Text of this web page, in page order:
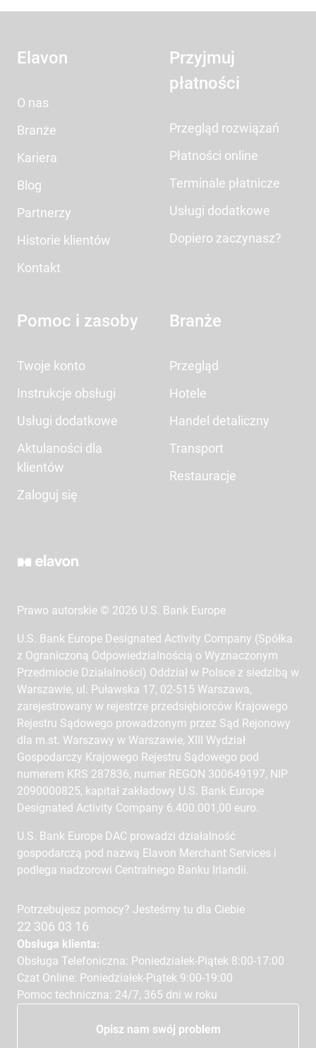
Elavon
O nas
Branże
Kariera
Blog
Partnerzy
Historie klientów
Kontakt
Przyjmuj
płatności
Przegląd rozwiązań
Płatności online
Terminale płatnicze
Usługi dodatkowe
Dopiero zaczynasz?
Pomoc i zasoby
Twoje konto
Instrukcje obsługi
Usługi dodatkowe
Aktulaności dla
klientów
Zaloguj się
Branże
Przegląd
Hotele
Handel detaliczny
Transport
Restauracje
Prawo autorskie © 2026 U.S. Bank Europe
U.S. Bank Europe Designated Activity Company (Spółka
z Ograniczoną Odpowiedzialnością o Wyznaczonym
Przedmiocie Działalności) Oddział w Polsce z siedzibą w
Warszawie, ul. Puławska 17, 02-515 Warszawa,
zarejestrowany w rejestrze przedsiębiorców Krajowego
Rejestru Sądowego prowadzonym przez Sąd Rejonowy
dla m.st. Warszawy w Warszawie, XIII Wydział
Gospodarczy Krajowego Rejestru Sądowego pod
numerem KRS 287836, numer REGON 300649197, NIP
2090000825, kapitał zakładowy U.S. Bank Europe
Designated Activity Company 6.400.001,00 euro.
U.S. Bank Europe DAC prowadzi działalność
gospodarczą pod nazwą Elavon Merchant Services i
podlega nadzorowi Centralnego Banku Irlandii.
Potrzebujesz pomocy? Jesteśmy tu dla Ciebie
22 306 03 16
Obsługa klienta:
Obsługa Telefoniczna: Poniedziałek-Piątek 8:00-17:00
Czat Online: Poniedziałek-Piątek 9:00-19:00
Pomoc techniczna: 24/7, 365 dni w roku
Opisz nam swój problem